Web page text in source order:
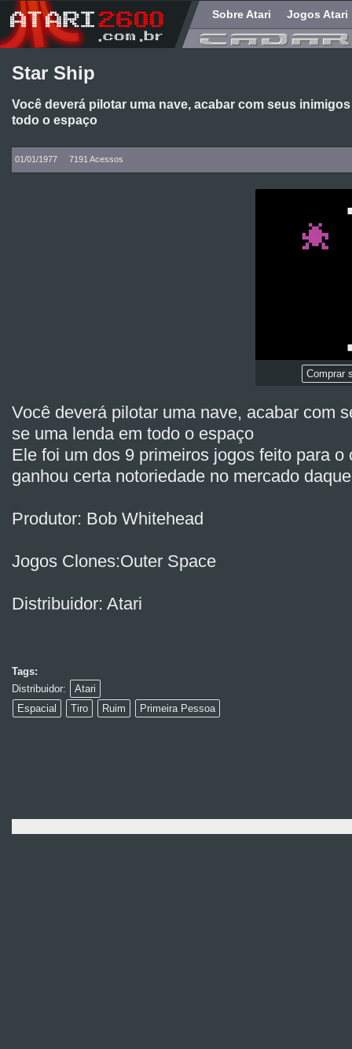
Sobre Atari Jogos Atari
Star Ship
Você deverá pilotar uma nave, acabar com seus
todo o espaço
01/01/1977 7191 Acessos
Comprar
Você deverá pilotar uma nave, acabar com
se uma lenda em todo o espaço
Ele foi um dos 9 primeiros jogos feito para o
ganhou certa notoriedade no mercado
Produtor: Bob Whitehead
Jogos Clones:Outer Space
Distribuidor: Atari
Tags:
Distribuidor:
Atari
Espacial
Tiro Ruim Primeira Pessoa